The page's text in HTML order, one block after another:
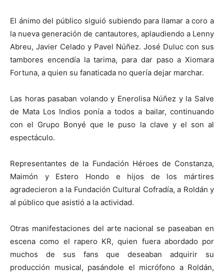
El ánimo del público siguió subiendo para llamar a coro a
la nueva generación de cantautores, aplaudiendo a Lenny
Abreu, Javier Celado y Pavel Núñez. José Duluc con sus
tambores encendía la tarima, para dar paso a Xiomara
Fortuna, a quien su fanaticada no quería dejar marchar.
Las horas pasaban volando y Enerolisa Núñez y la Salve
de Mata Los Indios ponía a todos a bailar, continuando
con el Grupo Bonyé que le puso la clave y el son al
espectáculo.
Representantes de la Fundación Héroes de Constanza,
Maimón y Estero Hondo e hijos de los mártires
agradecieron a la Fundación Cultural Cofradía, a Roldán y
al público que asistió a la actividad.
Otras manifestaciones del arte nacional se paseaban en
escena como el rapero KR, quien fuera abordado por
muchos de sus fans que deseaban adquirir su
producción musical, pasándole el micrófono a Roldán,